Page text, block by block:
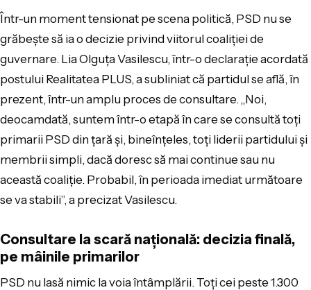
Într-un moment tensionat pe scena politică, PSD nu se
grăbește să ia o decizie privind viitorul coaliției de
guvernare. Lia Olguța Vasilescu, într-o declarație acordată
postului Realitatea PLUS, a subliniat că partidul se află, în
prezent, într-un amplu proces de consultare. „Noi,
deocamdată, suntem într-o etapă în care se consultă toți
primarii PSD din țară și, bineînțeles, toți liderii partidului și
membrii simpli, dacă doresc să mai continue sau nu
această coaliție. Probabil, în perioada imediat următoare
se va stabili”, a precizat Vasilescu.
Consultare la scară națională: decizia finală,
pe mâinile primarilor
PSD nu lasă nimic la voia întâmplării. Toți cei peste 1.300